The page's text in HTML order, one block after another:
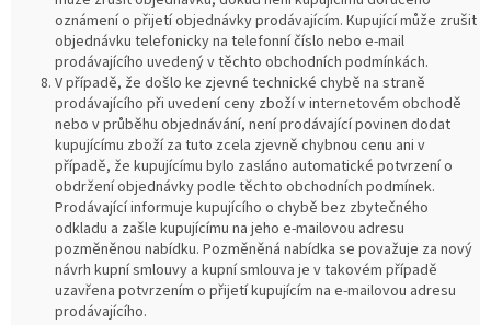
oznámení o přijetí objednávky prodávajícím. Kupující může zrušit
objednávku telefonicky na telefonní číslo nebo e-mail
prodávajícího uvedený v těchto obchodních podmínkách.
V případě, že došlo ke zjevné technické chybě na straně
prodávajícího při uvedení ceny zboží v internetovém obchodě
nebo v průběhu objednávání, není prodávající povinen dodat
kupujícímu zboží za tuto zcela zjevně chybnou cenu ani v
případě, že kupujícímu bylo zasláno automatické potvrzení o
obdržení objednávky podle těchto obchodních podmínek.
Prodávající informuje kupujícího o chybě bez zbytečného
odkladu a zašle kupujícímu na jeho e-mailovou adresu
pozměněnou nabídku. Pozměněná nabídka se považuje za nový
návrh kupní smlouvy a kupní smlouva je v takovém případě
uzavřena potvrzením o přijetí kupujícím na e-mailovou adresu
prodávajícího.